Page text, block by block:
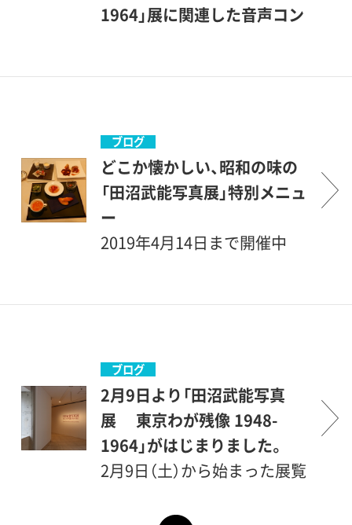
日 第1刷発行©著者：田沼武
ニコン、株式会社ニコンイメ
ージングジャパン発行者：岩
原靖之発行：株式会社クレヴ
ィス印刷製本：文化堂印刷株
式会社 HBP-700ISBN978-4-
沼武能写真展 東京わが残像
1948-1964 特別企画 世田
谷の文化人〕2019年2月8日発
行著者：田沼武能編集：三木敬
介（世田谷美術館）発行：世田
制作：リーヴル©2019田沼武
ますので、砧公園のお花見が
残像1948-1964」や、アフリカ
の現代美術の作品を紹介して
いるミュージアム コレクシ
ョン展も開催中です。両方と
も、会期終了間近ですので、お
1964」展に関連した音声コン
月14日まで開催中の企画展
「田沼武能写真展 東京わが残
像 1948-1964」に関連し、今
年、写真家として活動して70
年の節目を迎えた田沼武能氏
写真ならではの撮影者の想い
をお聞きしました。浅草下町
生まれの田沼氏ならではの温
かみのある語り口を、ごゆっ
くりお楽しみください。※セ
ブログ
どこか懐かしい、昭和の味の
「田沼武能写真展」特別メニュ
ー
2019年4月14日まで開催中
いただけます。戦後、各地で焼
け野原となった街々。そこに
は、復興をに力を尽くす人々
の努力と、はるか遠くに見え
隠れする幸福への光の路があ
別メニューは、どこか懐かし
ブログ
2月9日より「田沼武能写真
展 東京わが残像 1948-
1964」がはじまりました。
2月9日（土）から始まった展覧
残像 1948-1964」では、今年90